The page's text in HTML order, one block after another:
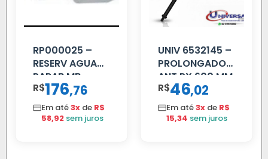
RP000025 –
RESERV AGUA
PARAB MB
ACCELO
C/TAMPA
R$176,76
Em até3x de R$
58,92 sem juros
UNIV 6532145 –
PROLONGADOR
ANT PX 600 MM
FIBRA PRETA
R$46,02
Em até3x de R$
15,34 sem juros